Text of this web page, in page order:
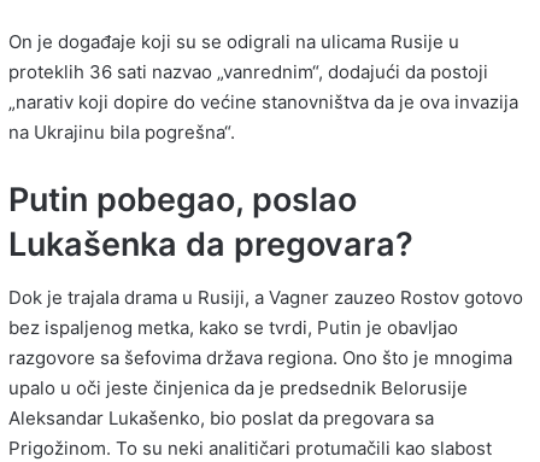
On je događaje koji su se odigrali na ulicama Rusije u
proteklih 36 sati nazvao „vanrednim“, dodajući da postoji
„narativ koji dopire do većine stanovništva da je ova invazija
na Ukrajinu bila pogrešna“.
Putin pobegao, poslao
Lukašenka da pregovara?
Dok je trajala drama u Rusiji, a Vagner zauzeo Rostov gotovo
bez ispaljenog metka, kako se tvrdi, Putin je obavljao
razgovore sa šefovima država regiona. Ono što je mnogima
upalo u oči jeste činjenica da je predsednik Belorusije
Aleksandar Lukašenko, bio poslat da pregovara sa
Prigožinom. To su neki analitičari protumačili kao slabost